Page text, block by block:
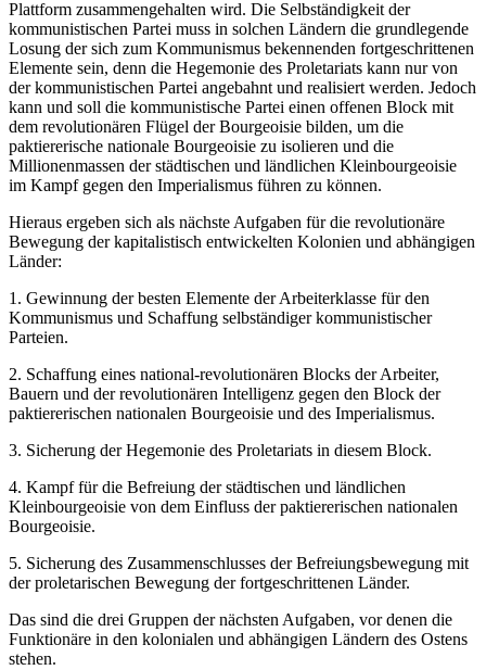
Plattform zusammengehalten wird. Die Selbständigkeit der
kommunistischen Partei muss in solchen Ländern die grundlegende
Losung der sich zum Kommunismus bekennenden fortgeschrittenen
Elemente sein, denn die Hegemonie des Proletariats kann nur von
der kommunistischen Partei angebahnt und realisiert werden. Jedoch
kann und soll die kommunistische Partei einen offenen Block mit
dem revolutionären Flügel der Bourgeoisie bilden, um die
paktiererische nationale Bourgeoisie zu isolieren und die
Millionenmassen der städtischen und ländlichen Kleinbourgeoisie
im Kampf gegen den Imperialismus führen zu können.
Hieraus ergeben sich als nächste Aufgaben für die revolutionäre
Bewegung der kapitalistisch entwickelten Kolonien und abhängigen
Länder:
1. Gewinnung der besten Elemente der Arbeiterklasse für den
Kommunismus und Schaffung selbständiger kommunistischer
Parteien.
2. Schaffung eines national-revolutionären Blocks der Arbeiter,
Bauern und der revolutionären Intelligenz gegen den Block der
paktiererischen nationalen Bourgeoisie und des Imperialismus.
3. Sicherung der Hegemonie des Proletariats in diesem Block.
4. Kampf für die Befreiung der städtischen und ländlichen
Kleinbourgeoisie von dem Einfluss der paktiererischen nationalen
Bourgeoisie.
5. Sicherung des Zusammenschlusses der Befreiungsbewegung mit
der proletarischen Bewegung der fortgeschrittenen Länder.
Das sind die drei Gruppen der nächsten Aufgaben, vor denen die
Funktionäre in den kolonialen und abhängigen Ländern des Ostens
stehen.